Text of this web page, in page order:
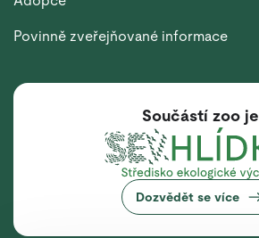
Povinně zveřejňované informace
Součástí zoo je
Dozvědět se více